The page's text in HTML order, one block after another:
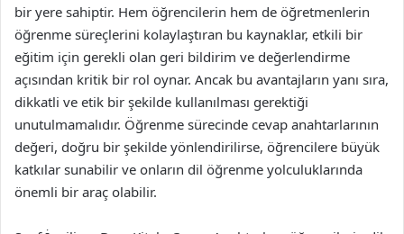
bir yere sahiptir. Hem öğrencilerin hem de öğretmenlerin
öğrenme süreçlerini kolaylaştıran bu kaynaklar, etkili bir
eğitim için gerekli olan geri bildirim ve değerlendirme
açısından kritik bir rol oynar. Ancak bu avantajların yanı sıra,
dikkatli ve etik bir şekilde kullanılması gerektiği
unutulmamalıdır. Öğrenme sürecinde cevap anahtarlarının
değeri, doğru bir şekilde yönlendirilirse, öğrencilere büyük
katkılar sunabilir ve onların dil öğrenme yolculuklarında
önemli bir araç olabilir.